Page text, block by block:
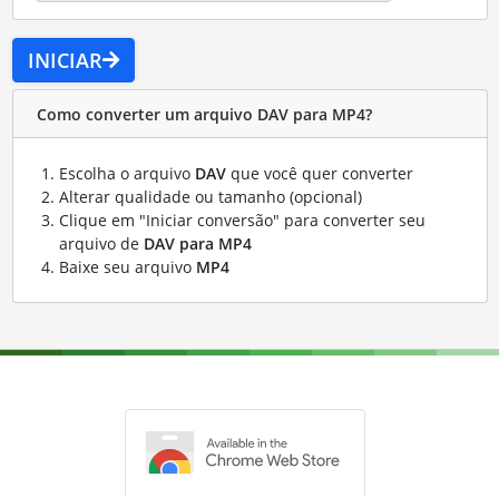
INICIAR
Como converter um arquivo DAV para MP4?
Escolha o arquivo DAVque você quer converter
Alterar qualidade ou tamanho (opcional)
Clique em "Iniciar conversão" para converter seu
arquivo de DAV para MP4
Baixe seu arquivo MP4